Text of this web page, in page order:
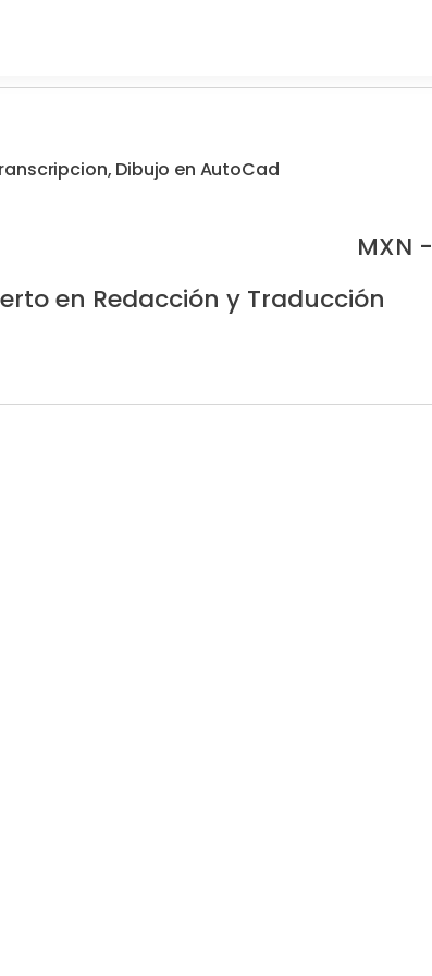
Dibujo en AutoCad
MXN -
en Redacción y Traducción